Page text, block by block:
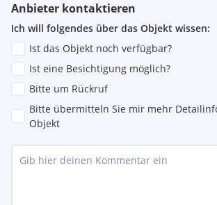
Anbieter kontaktieren
Ich will folgendes über das Objekt wissen:
Ist das Objekt noch verfügbar?
Ist eine Besichtigung möglich?
Bitte um Rückruf
Bitte übermitteln Sie mir mehr
Objekt